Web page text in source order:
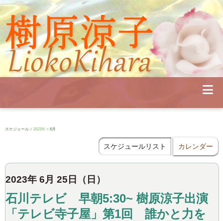
Profile
Concert
Seminar
Diary
School
スケジュール > 2023年 > 6月
スケジュールリスト カレンダー
2023年 6月 25日（日）
石川テレビ 早朝5:30~ 樹原涼子出演
「テレビ寺子屋」第1回 誰かと力を